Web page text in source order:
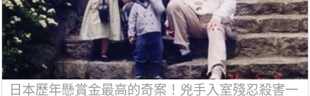
日本歷年懸賞金最高的奇案！兇手入室殘忍殺害一